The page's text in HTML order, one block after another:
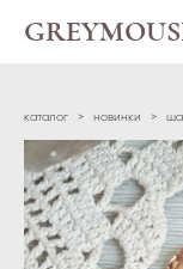
каталог > новинки >